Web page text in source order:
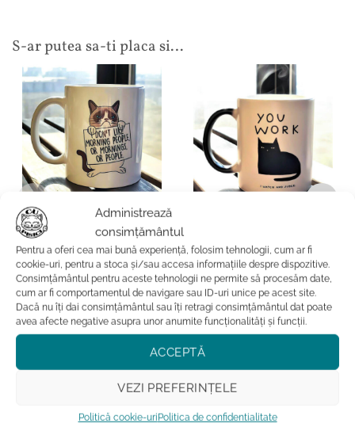
Administrează
consimțământul
Pentru a oferi cea mai bună experiență, folosim tehnologii, cum ar fi
cookie-uri, pentru a stoca și/sau accesa informațiile despre dispozitive.
Consimțământul pentru aceste tehnologii ne permite să procesăm date,
cum ar fi comportamentul de navigare sau ID-uri unice pe acest site.
Dacă nu îți dai consimțământul sau îți retragi consimțământul dat poate
avea afecte negative asupra unor anumite funcționalități și funcții.
ACCEPTĂ
VEZI PREFERINȚELE
Politică cookie-uriPolitica de confidentialitate
S-ar putea sa-ti placa si…
CADOURI CU PISICI
Cana Grumpy Cat
Evaluat la
5din 5
74.99lei
ADAUGĂ ÎN COȘ
pisica-Judgemental Cat
Evaluat la
5din 5
89.99lei
ADAUGĂ ÎN COȘ
Adauga la favorite